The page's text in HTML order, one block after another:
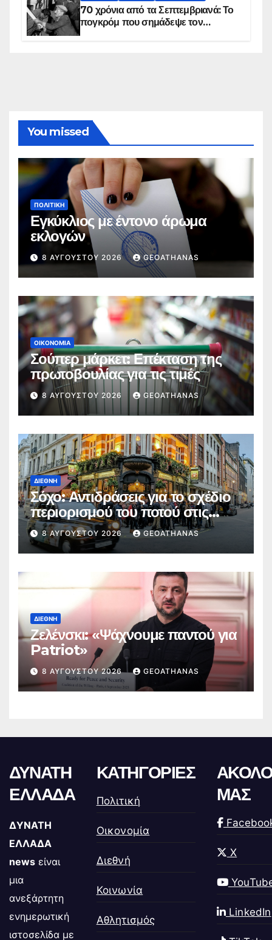
70 χρόνια από τα Σεπτεμβριανά: Το
πογκρόμ που σημάδεψε τον
You missed
ΠΟΛΙΤΙΚΉ
Εγκύκλιος με έντονο άρωμα
εκλογών
8 ΑΥΓΟΎΣΤΟΥ 2026 GEOATHANAS
ΟΙΚΟΝΟΜΊΑ
Σούπερ μάρκετ: Επέκταση της
πρωτοβουλίας για τις τιμές
8 ΑΥΓΟΎΣΤΟΥ 2026 GEOATHANAS
ΔΙΕΘΝΉ
Σόχο: Αντιδράσεις για το σχέδιο
περιορισμού του ποτού στις
παμπ
8 ΑΥΓΟΎΣΤΟΥ 2026 GEOATHANAS
ΔΙΕΘΝΉ
Ζελένσκι: «Ψάχνουμε παντού για
Patriot»
8 ΑΥΓΟΎΣΤΟΥ 2026 GEOATHANAS
ΔΥΝΑΤΗ
ΕΛΛΑΔΑ
ΔΥΝΑΤΗ
ΕΛΛΑΔΑ
news είναι
μια
ανεξάρτητη
ενημερωτική
ιστοσελίδα με
ΚΑΤΗΓΟΡΙΕΣ
Πολιτική
Οικονομία
Διεθνή
Κοινωνία
Αθλητισμός
ΜΑΣ
X
LinkedIn